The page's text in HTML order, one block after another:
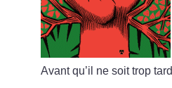
Avant qu’il ne soit trop tard